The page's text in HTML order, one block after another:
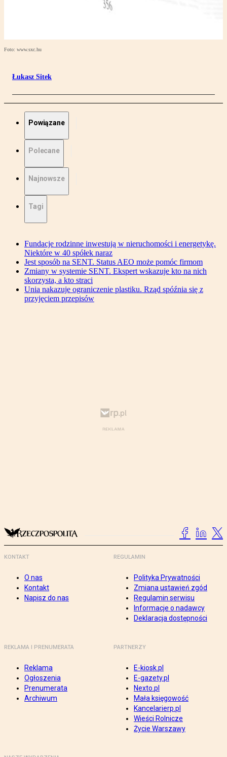
Foto: www.sxc.hu
Łukasz Sitek
Powiązane
Polecane
Najnowsze
Tagi
Fundacje rodzinne inwestują w nieruchomości i energetykę.
Niektóre w 40 spółek naraz
Jest sposób na SENT. Status AEO może pomóc firmom
Zmiany w systemie SENT. Ekspert wskazuje kto na nich
skorzysta, a kto straci
Unia nakazuje ograniczenie plastiku. Rząd spóźnia się z
przyjęciem przepisów
KONTAKT
O nas
Kontakt
Napisz do nas
REGULAMIN
Polityka Prywatności
Zmiana ustawień zgód
Regulamin serwisu
Informacje o nadawcy
Deklaracja dostępności
REKLAMA I PRENUMERATA
Reklama
Ogłoszenia
Prenumerata
Archiwum
PARTNERZY
E-kiosk.pl
E-gazety.pl
Nexto.pl
Mała księgowość
Kancelarierp.pl
Wieści Rolnicze
Życie Warszawy